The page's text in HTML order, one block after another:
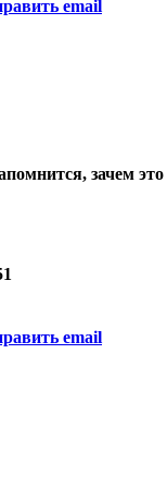
email
зачем это
email